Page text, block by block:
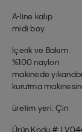
A-line kalıp
midi boy
İçerik ve Bakım
%100 naylon
makinede
kurutma
üretim yeri: Çin
Ürün Kodu #: